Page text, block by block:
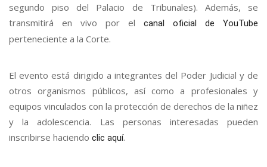
segundo piso del Palacio de Tribunales). Además, se
transmitirá en vivo por el canal oficial de YouTube
perteneciente a la Corte.
El evento está dirigido a integrantes del Poder Judicial y de
otros organismos públicos, así como a profesionales y
equipos vinculados con la protección de derechos de la niñez
y la adolescencia. Las personas interesadas pueden
inscribirse haciendo clic aquí.